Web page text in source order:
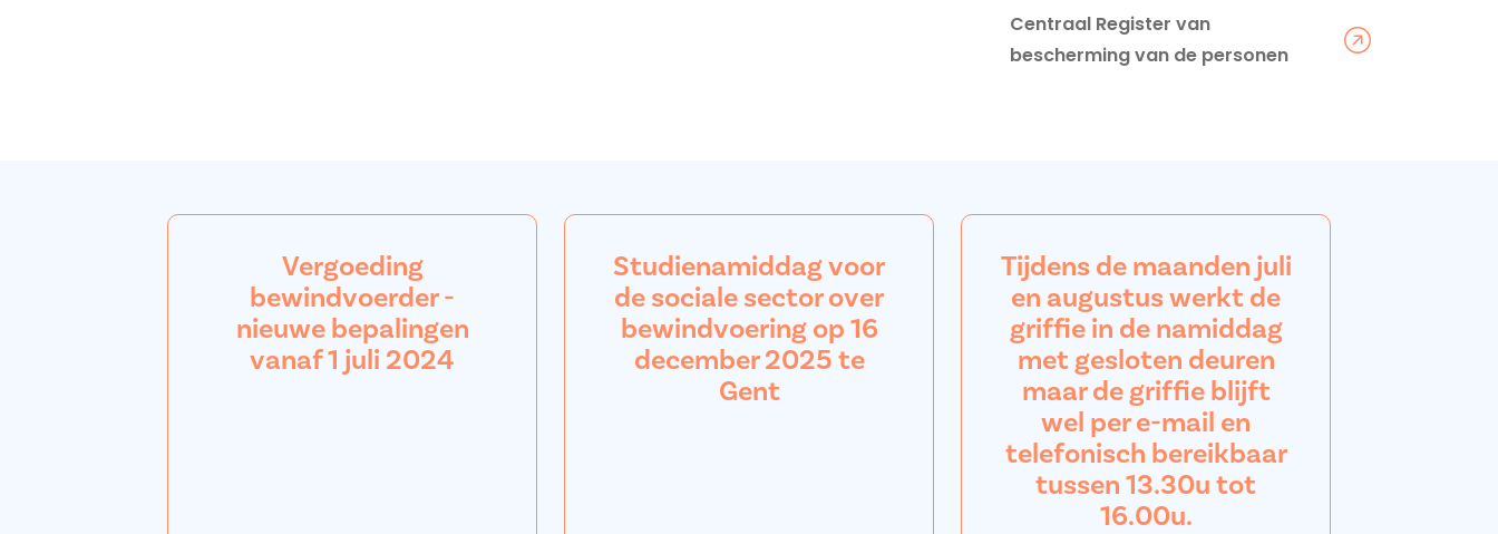
Centraal Register van
bescherming van de personen
Vergoeding
bewindvoerder -
nieuwe bepalingen
vanaf 1 juli 2024
Studienamiddag voor
de sociale sector over
bewindvoering op 16
december 2025 te
Gent
Tijdens de maanden juli
en augustus werkt de
griffie in de namiddag
met gesloten deuren
maar de griffie blijft
wel per e-mail en
telefonisch bereikbaar
tussen 13.30u tot
16.00u.